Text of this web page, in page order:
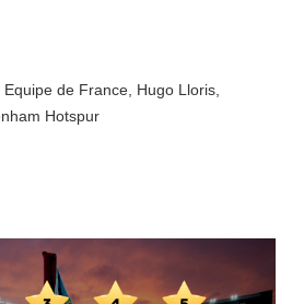
Equipe de France Hugo Lloris
Hotspur